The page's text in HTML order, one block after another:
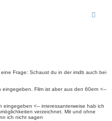
Frage: Schaust du in der imdb auch bei
Film ist aber aus den 60ern <--
<-- interessanterweise hab ich
verzeichnet. Mit und ohne
ich nicht sagen